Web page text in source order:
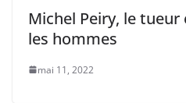
Michel Peiry, le
les hommes
mai 11, 2022